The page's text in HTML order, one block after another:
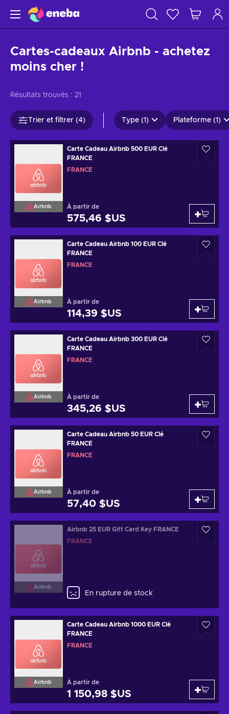
Cartes-cadeaux Airbnb - achetez
moins cher !
Résultats trouvés : 21
Trier et filtrer (4) Type (1) Plateforme (1)
Airbnb
Carte Cadeau Airbnb 500 EUR Clé
FRANCE
FRANCE
À partir de
575,46 $US
Airbnb
Carte Cadeau Airbnb 100 EUR Clé
FRANCE
FRANCE
À partir de
114,39 $US
Airbnb
Carte Cadeau Airbnb 300 EUR Clé
FRANCE
FRANCE
À partir de
345,26 $US
Airbnb
Carte Cadeau Airbnb 50 EUR Clé
FRANCE
FRANCE
À partir de
57,40 $US
Airbnb
Airbnb 25 EUR Gift Card Key FRANCE
FRANCE
En rupture de stock
Airbnb
Carte Cadeau Airbnb 1000 EUR Clé
FRANCE
FRANCE
À partir de
1 150,98 $US